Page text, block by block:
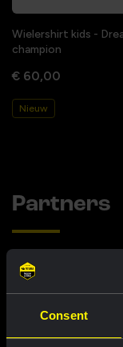
Consent
Wielershirt kids -
champion
€ 60,00
Nieuw
Partners